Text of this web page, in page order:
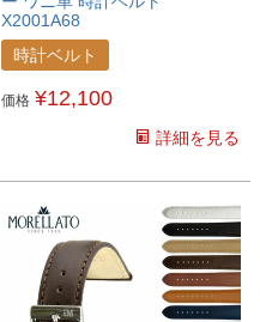
X2001A68
時計ベルト
価格 ¥12,100
詳細を見る